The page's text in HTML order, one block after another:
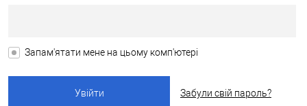
Запам'ятати мене на цьому комп'ютері
Забули свій пароль?